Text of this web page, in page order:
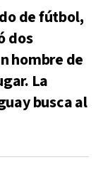
de fútbol,
dos
hombre de
La
busca al